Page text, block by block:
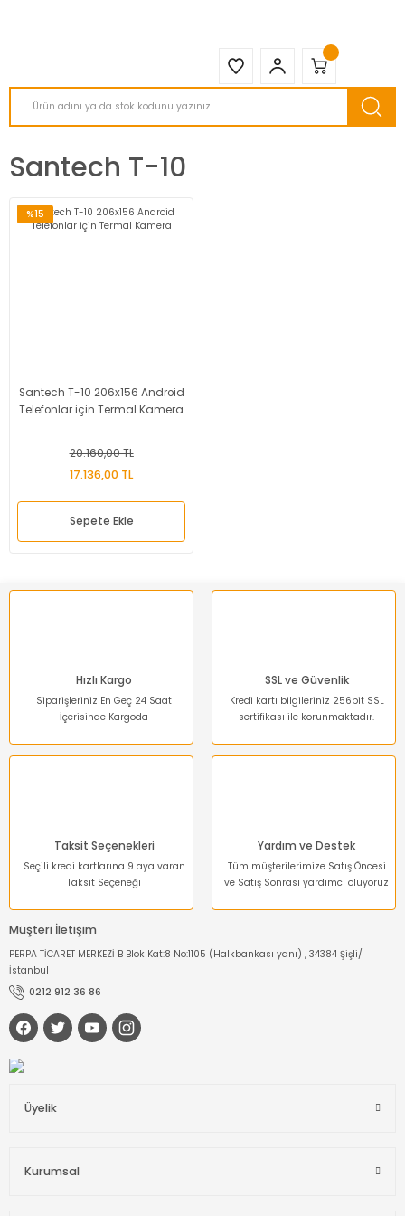
Santech T-10
%15
Santech T-10 206x156 Android
Telefonlar için Termal Kamera
20.160,00 TL
17.136,00 TL
Sepete Ekle
Hızlı Kargo
Siparişleriniz En Geç 24 Saat
İçerisinde Kargoda
SSL ve Güvenlik
Kredi kartı bilgileriniz 256bit SSL
sertifikası ile korunmaktadır.
Taksit Seçenekleri
Seçili kredi kartlarına 9 aya varan
Taksit Seçeneği
Yardım ve Destek
Tüm müşterilerimize Satış Öncesi
ve Satış Sonrası yardımcı oluyoruz
Müşteri İletişim
PERPA TİCARET MERKEZİ B Blok Kat:8 No:1105 (Halkbankası yanı) , 34384 Şişli/
İstanbul
0212 912 36 86
Üyelik
Kurumsal